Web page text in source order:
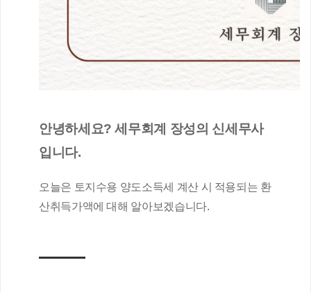
안녕하세요? 세무회계 장성의 신세무사
입니다.
오늘은 토지수용 양도소득세 계산 시 적용되는 환
산취득가액에 대해 알아보겠습니다.